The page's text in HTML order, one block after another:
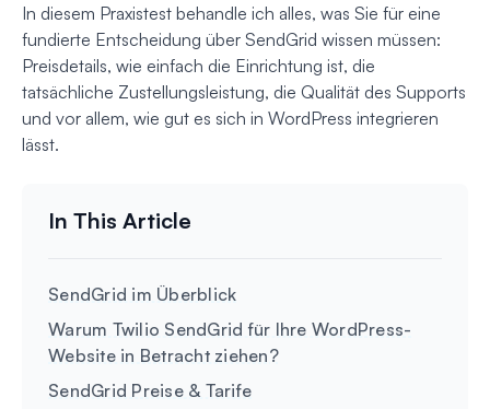
In diesem Praxistest behandle ich alles, was Sie für eine
fundierte Entscheidung über SendGrid wissen müssen:
Preisdetails, wie einfach die Einrichtung ist, die
tatsächliche Zustellungsleistung, die Qualität des Supports
und vor allem, wie gut es sich in WordPress integrieren
lässt.
SendGrid im Überblick
Warum Twilio SendGrid für Ihre WordPress-
Website in Betracht ziehen?
SendGrid Preise & Tarife